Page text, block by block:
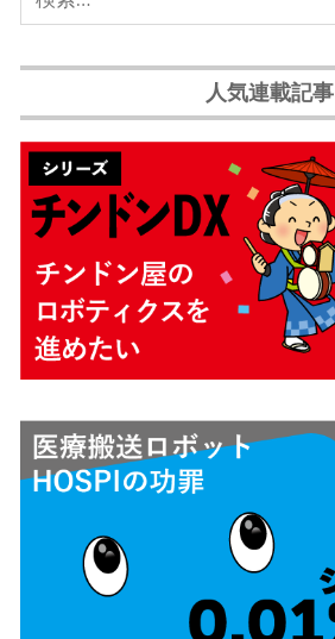
人気連載記事